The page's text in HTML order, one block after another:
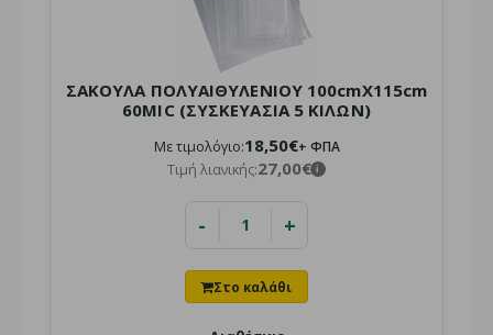
Σακούλες Φανελάκι Ημιδιάφανες: Η πλέον οικονομική και
αποδοτική λύση για τη συσκευασία προϊόντων σε ..
ΣΑΚΟΥΛΑ ΠΟΛΥΑΙΘΥΛΕΝΙΟΥ 100cmΧ115cm
60MIC (ΣΥΣΚΕΥΑΣΙΑ 5 ΚΙΛΩΝ)
Με τιμολόγιο:18,50€+ ΦΠΑ
Τιμή λιανικής:27,00€ i
- +